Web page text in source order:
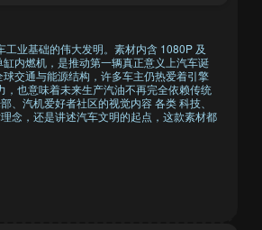
业基础的伟大发明。素材内含 1080P 及
内燃机，是推动第一辆真正意义上汽车诞
交通与能源结构，许多车主仍热爱着引擎
也意味着未来生产汽油不再完全依赖传统
汽机爱好者社区的视觉内容 各类 科技、
念，还是讲述汽车文明的起点，这款素材都